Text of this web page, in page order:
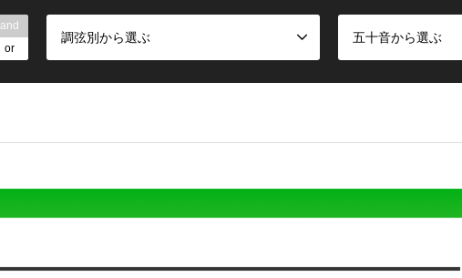
and
or
調弦別から選ぶ 五十音から選ぶ